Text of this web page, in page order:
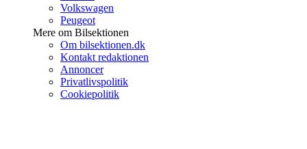
Volkswagen
Peugeot
Mere om Bilsektionen
Om bilsektionen.dk
Kontakt redaktionen
Annoncer
Privatlivspolitik
Cookiepolitik